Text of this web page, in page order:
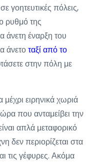
γοητευτικές πόλεις,
ρυθμό της
άνετη έναρξη του
άνετοταξί από το
στην πόλη με
ειρηνικά χωριά
που ανταμείβει την
απλά μεταφορικό
δεν περιορίζεται στα
τις γέφυρες. Ακόμα